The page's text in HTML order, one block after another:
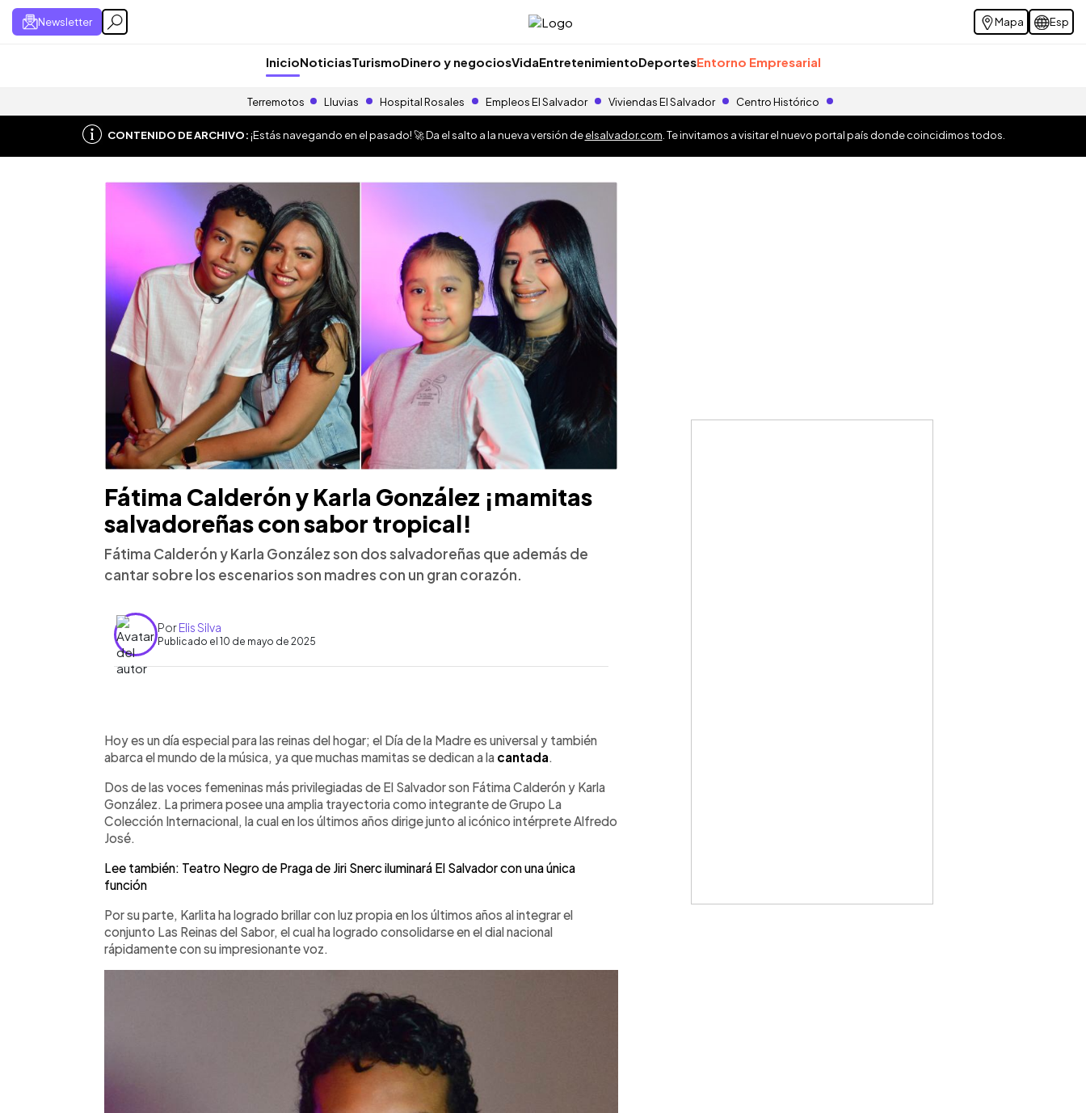
Newsletter Mapa Esp
InicioNoticiasTurismoDinero y negociosVidaEntretenimientoDeportesEntorno Empresarial
Terremotos Lluvias Hospital Rosales Empleos El Salvador Viviendas El Salvador Centro Histórico
CONTENIDO DE ARCHIVO:¡Estás navegando en el pasado! 🚀 Da el salto a la nueva versión deelsalvador.com . Te invitamos a visitar el nuevo portal país donde coincidimos todos.
Fátima Calderón y Karla González ¡mamitas
salvadoreñas con sabor tropical!
Fátima Calderón y Karla González son dos salvadoreñas que además de
cantar sobre los escenarios son madres con un gran corazón.
PorElis Silva
Publicado el 10 de mayo de 2025
► Escuchar artículo
Hoy es un día especial para las reinas del hogar; el Día de la Madre es universal y también
abarca el mundo de la música, ya que muchas mamitas se dedican a la cantada
Dos de las voces femeninas más privilegiadas de El Salvador son Fátima Calderón y Karla
González. La primera posee una amplia trayectoria como integrante de Grupo La
Colección Internacional, la cual en los últimos años dirige junto al icónico intérprete Alfredo
José.
Lee también: Teatro Negro de Praga de Jiri Snerc iluminará El Salvador con una única
función
Por su parte, Karlita ha logrado brillar con luz propia en los últimos años al integrar el
conjunto Las Reinas del Sabor, el cual ha logrado consolidarse en el dial nacional
rápidamente con su impresionante voz.